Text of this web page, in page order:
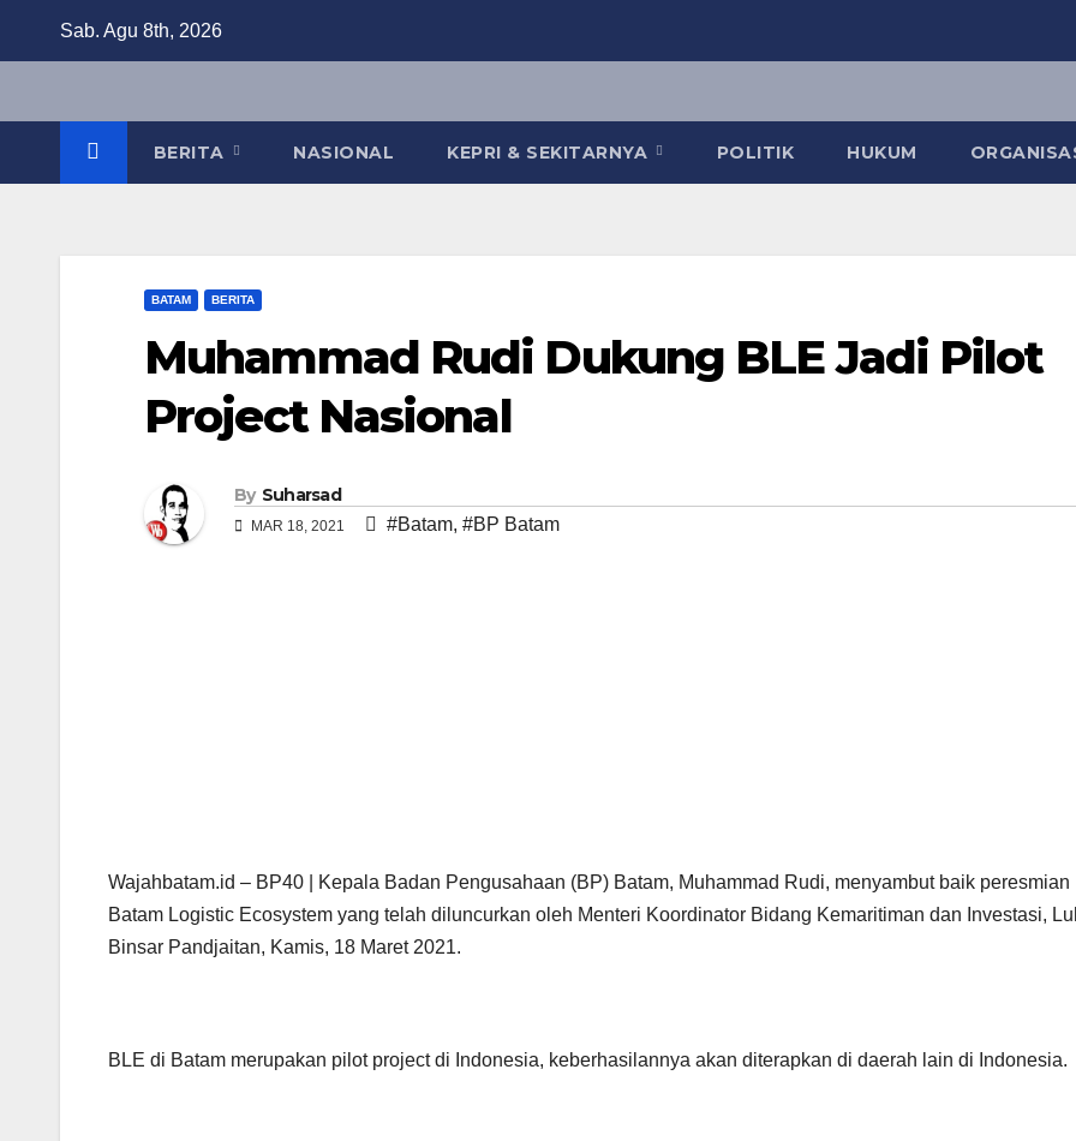
Sab. Agu 8th, 2026
BERITA NASIONAL KEPRI & SEKITARNYA POLITIK HUKUM
BATAM BERITA
Muhammad Rudi Dukung BLE Jadi Pilot
Project Nasional
By Suharsad
MAR 18, 2021 #Batam, #BP Batam
Wajahbatam.id – BP40 | Kepala Badan Pengusahaan (BP) Batam, Muhammad Rudi, menyambut baik peresmian
Batam Logistic Ecosystem yang telah diluncurkan oleh Menteri Koordinator Bidang Kemaritiman dan Investasi,
Binsar Pandjaitan, Kamis, 18 Maret 2021.
BLE di Batam merupakan pilot project di Indonesia, keberhasilannya akan diterapkan di daerah lain di Indonesia.